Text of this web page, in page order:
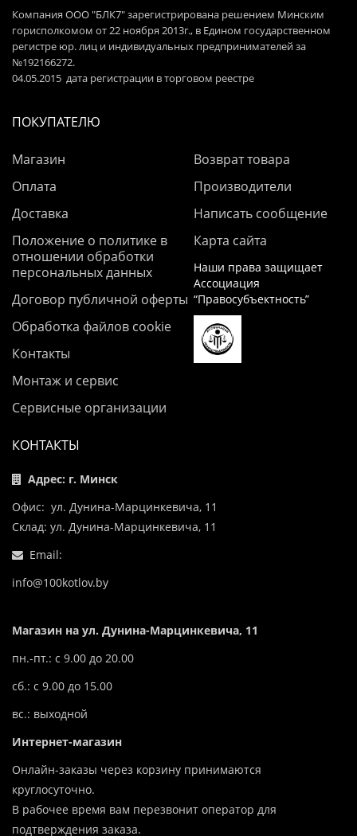
Компания ООО "БЛК7" зарегистрирована решением Минским
горисполкомом от 22 ноября 2013г., в Едином государственном
регистре юр. лиц и индивидуальных предпринимателей за
№192166272.
04.05.2015 дата регистрации в торговом реестре
ПОКУПАТЕЛЮ
Магазин
Оплата
Доставка
Положение о политике в
отношении обработки
персональных данных
Договор публичной оферты
Обработка файлов cookie
Контакты
Монтаж и сервис
Сервисные организации
Возврат товара
Производители
Написать сообщение
Карта сайта
Наши права защищает
Ассоциация
“Правосубъектность”
КОНТАКТЫ
Адрес: г. Минск
Офис: ул. Дунина-Марцинкевича, 11
Склад: ул. Дунина-Марцинкевича, 11
Email:
info@100kotlov.by
Магазин на ул. Дунина-Марцинкевича, 11
пн.-пт.: с 9.00 до 20.00
сб.: с 9.00 до 15.00
вс.: выходной
Интернет-магазин
Онлайн-заказы через корзину принимаются
круглосуточно.
В рабочее время вам перезвонит оператор для
подтверждения заказа.